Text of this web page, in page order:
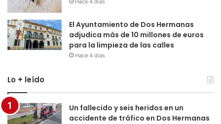
Hace 4 días
El Ayuntamiento de Dos Hermanas
adjudica más de 10 millones de euros
para la limpieza de las calles
Hace 4 días
Lo + leído
Un fallecido y seis heridos en un
accidente de tráfico en Dos Hermanas